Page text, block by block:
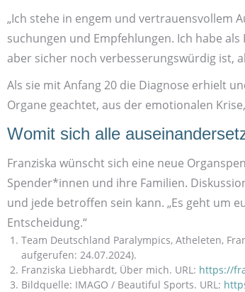
„Ich stehe in engem und vertrauens­vollem
suchungen und Empfehlungen. Ich habe
aber sicher noch verbesserungs­würdig ist,
Als sie mit Anfang 20 die Diagnose erhielt
Organe geachtet, aus der emotionalen
Womit sich alle
Franziska wünscht sich eine neue
Spender*innen und ihre Familien.
und jede betroffen sein kann. „Es geht um
Entscheidung.“
Team Deutschland Paralympics, Atheleten,
aufgerufen: 24.07.2024).
Franziska Liebhardt, Über mich. URL: https://
Bildquelle: IMAGO / Beautiful Sports. URL: